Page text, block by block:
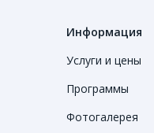
Информация
Услуги и цены
Программы
Фотогалерея